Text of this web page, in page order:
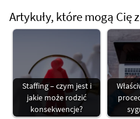
Artykuły, które mogą Cię
Staffing – czym jest i
jakie może rodzić
konsekwencje?